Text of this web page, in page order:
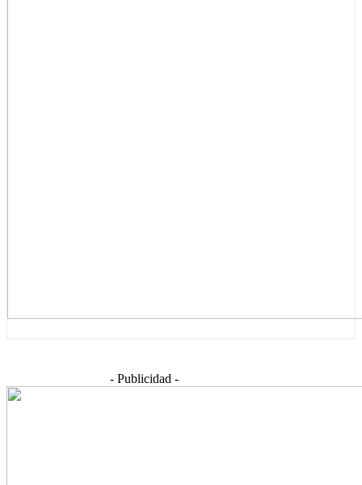
- Publicidad -